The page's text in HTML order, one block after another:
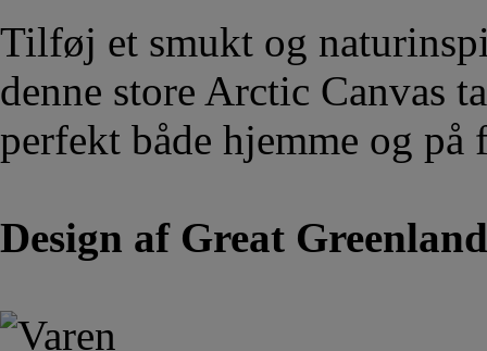
Tilføj et smukt og
denne store Arctic Canvas
perfekt både hjemme og på
Design af Great Greenland